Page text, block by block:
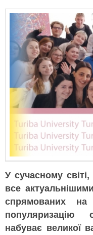
У сучасному
все
спрямованих
популяризацію
набуває великої